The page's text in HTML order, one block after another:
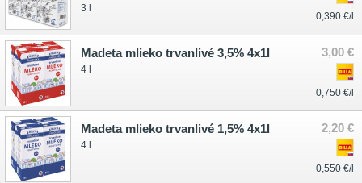
0,390 €/l
3 l
3,00 €
0,750 €/l
Madeta mlieko trvanlivé 3,5% 4x1l
4 l
2,20 €
0,550 €/l
Madeta mlieko trvanlivé 1,5% 4x1l
4 l